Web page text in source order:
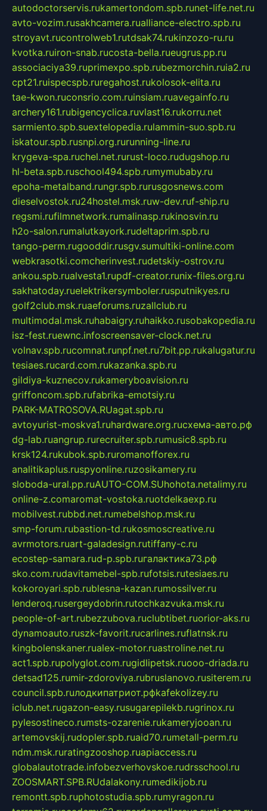
autodoctorservis.rukamertondom.spb.runet-life.net.ru
avto-vozim.rusakhcamera.rualliance-electro.spb.ru
stroyavt.rucontrolweb1.rutdsak74.rukinzozo-ru.ru
kvotka.ruiron-snab.rucosta-bella.rueugrus.pp.ru
associaciya39.ruprimexpo.spb.rubezmorchin.ruia2.ru
cpt21.ruispecspb.ruregahost.rukolosok-elita.ru
tae-kwon.ruconsrio.com.ruinsiam.ruavegainfo.ru
archery161.rubigencyclica.ruvlast16.rukorru.net
sarmiento.spb.suextelopedia.rulammin-suo.spb.ru
iskatour.spb.rusnpi.org.rurunning-line.ru
krygeva-spa.ruchel.net.rurust-loco.rudugshop.ru
hl-beta.spb.ruschool494.spb.rumymubaby.ru
epoha-metalband.rungr.spb.rurusgosnews.com
dieselvostok.ru24hostel.msk.ruw-dev.ruf-ship.ru
regsmi.rufilmnetwork.rumalinasp.rukinosvin.ru
h2o-salon.rumalutkayork.rudeltaprim.spb.ru
tango-perm.rugooddir.rusgv.sumultiki-online.com
webkrasotki.comcherinvest.rudetskiy-ostrov.ru
ankou.spb.rualvesta1.rupdf-creator.runix-files.org.ru
sakhatoday.ruelektrikersymboler.rusputnikyes.ru
golf2club.msk.ruaeforums.ruzallclub.ru
multimodal.msk.ruhabaigry.ruhaikko.rusobakopedia.ru
isz-fest.ruewnc.infoscreensaver-clock.net.ru
volnav.spb.rucomnat.runpf.net.ru7bit.pp.rukalugatur.ru
tesiaes.rucard.com.rukazanka.spb.ru
gildiya-kuznecov.rukameryboavision.ru
griffoncom.spb.rufabrika-emotsiy.ru
PARK-MATROSOVA.RUagat.spb.ru
avtoyurist-moskva1.ruhardware.org.ruсхема-авто.рф
dg-lab.ruangrup.rurecruiter.spb.rumusic8.spb.ru
krsk124.rukubok.spb.ruromanofforex.ru
analitikaplus.ruspyonline.ruzosikamery.ru
sloboda-ural.pp.ruAUTO-COM.SUhohota.netalimy.ru
online-z.comaromat-vostoka.ruotdelkaexp.ru
mobilvest.rubbd.net.rumebelshop.msk.ru
smp-forum.rubastion-td.rukosmoscreative.ru
avrmotors.ruart-galadesign.rutiffany-c.ru
ecostep-samara.rud-p.spb.ruгалактика73.рф
sko.com.rudavitamebel-spb.rufotsis.rutesiaes.ru
kokoroyari.spb.rublesna-kazan.rumossilver.ru
lenderoq.rusergeydobrin.rutochkazvuka.msk.ru
people-of-art.rubezzubova.ruclubtibet.ruorior-aks.ru
dynamoauto.ruszk-favorit.rucarlines.ruflatnsk.ru
kingbolenskaner.rualex-motor.ruastroline.net.ru
act1.spb.rupolyglot.com.rugidlipetsk.ruooo-driada.ru
detsad125.rumir-zdoroviya.rubruslanovo.rusiterem.ru
council.spb.ruлодкипатриот.рфkafekolizey.ru
iclub.net.rugazon-easy.rusugarepilekb.rugrinox.ru
pylesostineco.rumsts-ozarenie.rukameryjooan.ru
artemovskij.rudopler.spb.ruaid70.rumetall-perm.ru
ndm.msk.ruratingzooshop.ruapiaccess.ru
globalautotrade.infobezverhovskoe.rudrsschool.ru
ZOOSMART.SPB.RUdalakony.rumedikijob.ru
remontt.spb.ruphotostudia.spb.rumyragon.ru